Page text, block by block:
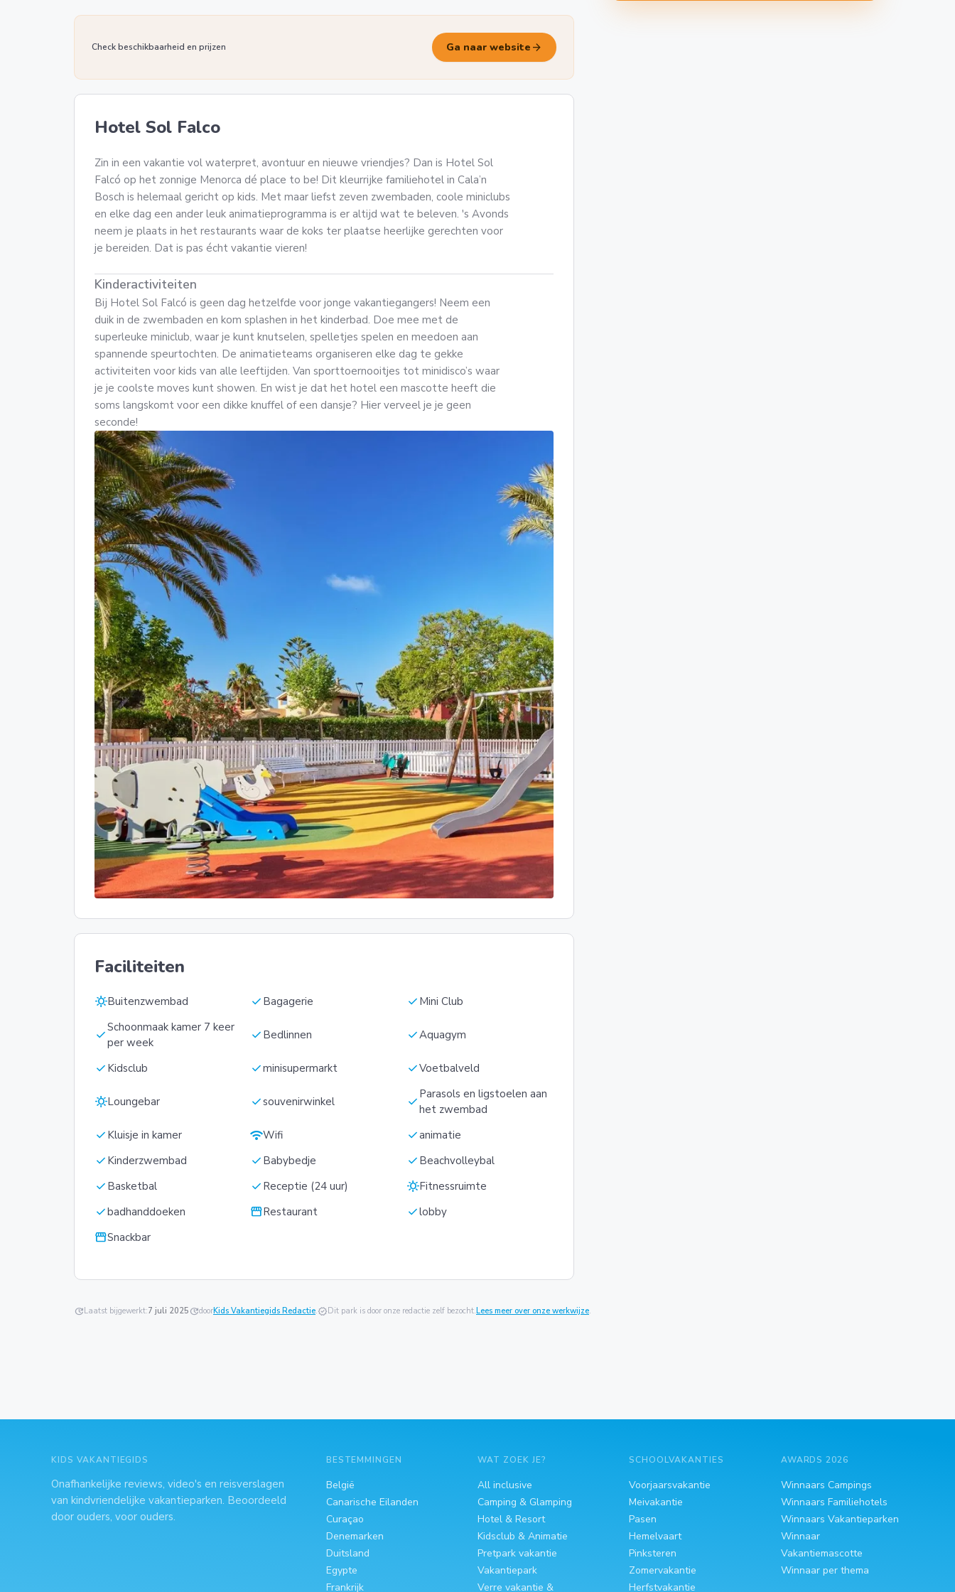
Check beschikbaarheid en prijzen Ga naar website arrow_forward
Hotel Sol Falco
Zin in een vakantie vol waterpret, avontuur en nieuwe vriendjes? Dan is Hotel Sol
Falcó op het zonnige Menorca dé place to be! Dit kleurrijke familiehotel in Cala’n
Bosch is helemaal gericht op kids. Met maar liefst zeven zwembaden, coole miniclubs
en elke dag een ander leuk animatieprogramma is er altijd wat te beleven. 's Avonds
neem je plaats in het restaurants waar de koks ter plaatse heerlijke gerechten voor
je bereiden. Dat is pas écht vakantie vieren!
Kinderactiviteiten
Bij Hotel Sol Falcó is geen dag hetzelfde voor jonge vakantiegangers! Neem een
duik in de zwembaden en kom splashen in het kinderbad. Doe mee met de
superleuke miniclub, waar je kunt knutselen, spelletjes spelen en meedoen aan
spannende speurtochten. De animatieteams organiseren elke dag te gekke
activiteiten voor kids van alle leeftijden. Van sporttoernooitjes tot minidisco’s waar
je je coolste moves kunt showen. En wist je dat het hotel een mascotte heeft die
soms langskomt voor een dikke knuffel of een dansje? Hier verveel je je geen
seconde!
Faciliteiten
sunnyBuitenzwembad check Bagagerie check Mini Club
checkSchoonmaak kamer 7 keer
per week
check Bedlinnen checkAquagym
check Kidsclub checkminisupermarkt checkVoetbalveld
sunnyLoungebar checksouvenirwinkel check Parasols en ligstoelen aan
het zwembad
check Kluisje in kamer wifiWifi checkanimatie
check Kinderzwembad check Babybedje check Beachvolleybal
check Basketbal check Receptie (24 uur) sunnyFitnessruimte
checkbadhanddoeken storefrontRestaurant checklobby
storefrontSnackbar
updateLaatst bijgewerkt:7 juli 2025 updatedoorKids Vakantiegids Redactie.verifiedDit park is door onze redactie zelf bezocht.Lees meer over onze werkwijze.
KIDS VAKANTIEGIDS
Onafhankelijke reviews, video's en reisverslagen
van kindvriendelijke vakantieparken. Beoordeeld
door ouders, voor ouders.
BESTEMMINGEN
België
Canarische Eilanden
Curaçao
Denemarken
Duitsland
Egypte
Frankrijk
WAT ZOEK JE?
All inclusive
Camping & Glamping
Hotel & Resort
Kidsclub & Animatie
Pretpark vakantie
Vakantiepark
Verre vakantie &
SCHOOLVAKANTIES
Voorjaarsvakantie
Meivakantie
Pasen
Hemelvaart
Pinksteren
Zomervakantie
Herfstvakantie
AWARDS 2026
Winnaars Campings
Winnaars Familiehotels
Winnaars Vakantieparken
Winnaar
Vakantiemascotte
Winnaar per thema